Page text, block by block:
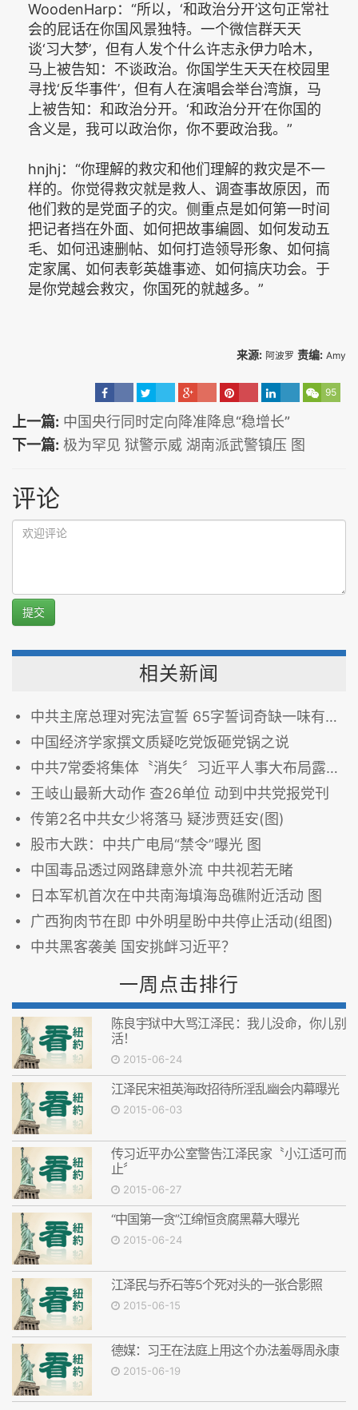
WoodenHarp：“所以，‘和政治分开’这句正常社
会的屁话在你国风景独特。一个微信群天天
谈‘习大梦’，但有人发个什么许志永伊力哈木，
马上被告知：不谈政治。你国学生天天在校园里
寻找‘反华事件’，但有人在演唱会举台湾旗，马
上被告知：和政治分开。‘和政治分开’在你国的
含义是，我可以政治你，你不要政治我。”
hnjhj：“你理解的救灾和他们理解的救灾是不一
样的。你觉得救灾就是救人、调查事故原因，而
他们救的是党面子的灾。侧重点是如何第一时间
把记者挡在外面、如何把故事编圆、如何发动五
毛、如何迅速删帖、如何打造领导形象、如何搞
定家属、如何表彰英雄事迹、如何搞庆功会。于
是你党越会救灾，你国死的就越多。”
来源: 阿波罗 责编: Amy
95
上一篇: 中国央行同时定向降准降息“稳增长”
下一篇: 极为罕见 狱警示威 湖南派武警镇压 图
评论
提交
相关新闻
中共主席总理对宪法宣誓 65字誓词奇缺一味有玄机
中国经济学家撰文质疑吃党饭砸党锅之说
中共7常委将集体〝消失〞习近平人事大布局露端倪
王岐山最新大动作 查26单位 动到中共党报党刊
传第2名中共女少将落马 疑涉贾廷安(图)
股市大跌：中共广电局“禁令”曝光 图
中国毒品透过网路肆意外流 中共视若无睹
日本军机首次在中共南海填海岛礁附近活动 图
广西狗肉节在即 中外明星盼中共停止活动(组图)
中共黑客袭美 国安挑衅习近平？
一周点击排行
陈良宇狱中大骂江泽民：我儿没命，你儿别
活！
2015-06-24
江泽民宋祖英海政招待所淫乱幽会内幕曝光
2015-06-03
传习近平办公室警告江泽民家〝小江适可而
止〞
2015-06-27
“中国第一贪”江绵恒贪腐黑幕大曝光
2015-06-24
江泽民与乔石等5个死对头的一张合影照
2015-06-15
德媒：习王在法庭上用这个办法羞辱周永康
2015-06-19